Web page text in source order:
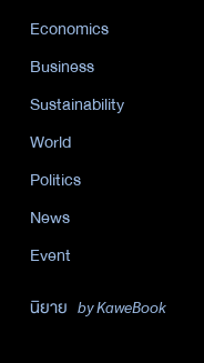
Economics
Business
Sustainability
World
Politics
News
Event
นิยาย by KaweBook